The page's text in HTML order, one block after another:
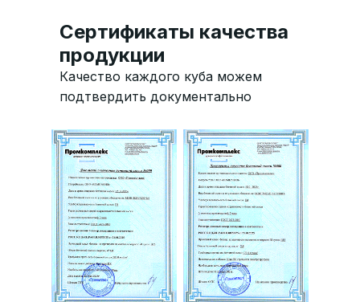
Сертификаты качества
продукции
Качество каждого куба можем
подтвердить документально